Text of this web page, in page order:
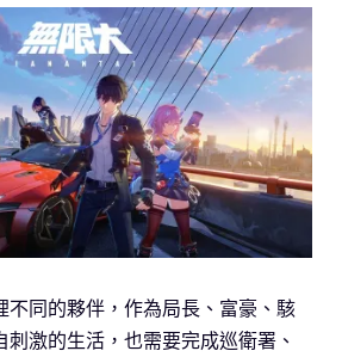
不同的夥伴，作為局長、富豪、駭
激的生活，也需要完成巡衛署、